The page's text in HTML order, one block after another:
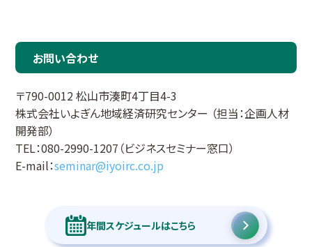
お問い合わせ
〒790-0012 松山市湊町4丁目4-3
株式会社いよぎん地域経済研究センター （担当：企画人材
開発部）
TEL：080-2990-1207（ビジネスセミナー窓口）
E-mail：seminar@iyoirc.co.jp
年間スケジュールはこちら